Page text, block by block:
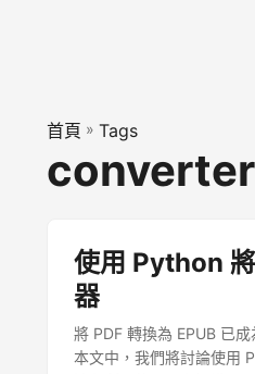
首頁 » Tags
使用 Python
器
將 PDF 轉換為 EPUB 已
本文中，我們將討論使用